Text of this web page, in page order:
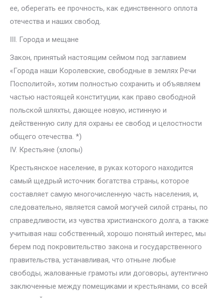
ее, оберегать ее прочность, как единственного оплота
отечества и наших свобод.
III. Города и мещане
Закон, принятый настоящим сеймом под заглавием
«Города наши Королевские, свободные в землях Речи
Посполитой», хотим полностью сохранить и объявляем
частью настоящей конституции, как право свободной
польской шляхты, дающее новую, истинную и
действенную силу для охраны ее свобод и целостности
общего отечества. *)
IV. Крестьяне (хлопы)
Крестьянское население, в руках которого находится
самый щедрый источник богатства страны, которое
составляет самую многочисленную часть населения, и,
следовательно, является самой могучей силой страны, по
справедливости, из чувства христианского долга, а также
учитывая наш собственный, хорошо понятый интерес, мы
берем под покровительство закона и государственного
правительства, устанавливая, что отныне любые
свободы, жалованные грамоты или договоры, аутентично
заключенные между помещиками и крестьянами, со всей